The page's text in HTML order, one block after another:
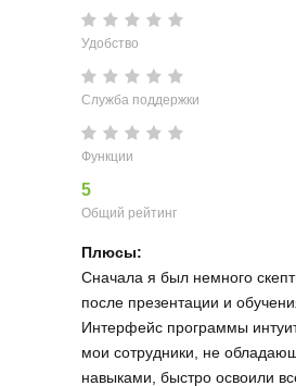
Удобство
Служба поддержки
Функции
5
Общий рейтинг
Плюсы:
Сначала я был немного
после презентации и
Интерфейс программы
мои сотрудники, не
навыками, быстро освоили